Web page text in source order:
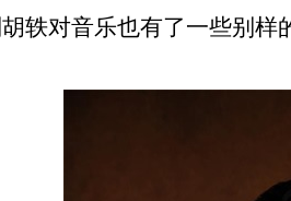
轶对音乐也有了一些别样